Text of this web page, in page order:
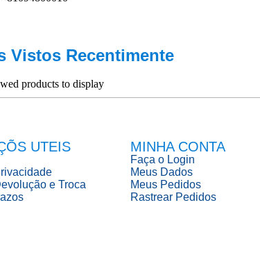
Vistos Recentimente
products to display
UTEIS
e Troca
MINHA CONTA
Faça o Login
Meus Dados
Meus Pedidos
Rastrear Pedidos